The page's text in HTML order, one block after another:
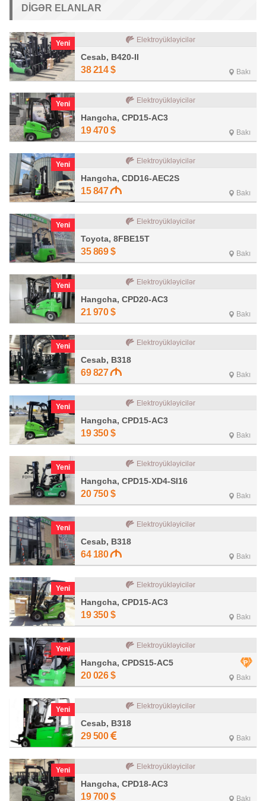
DIGƏR ELANLAR
Yeni Elektroyükləyicilər
Cesab, B420-II
38 214 $ Bakı
Yeni Elektroyükləyicilər
Hangcha, CPD15-AC3
19 470 $ Bakı
Yeni Elektroyükləyicilər
Hangcha, CDD16-AEC2S
15 847 Bakı
Yeni Elektroyükləyicilər
Toyota, 8FBE15T
35 869 $ Bakı
Yeni Elektroyükləyicilər
Hangcha, CPD20-AC3
21 970 $ Bakı
Yeni Elektroyükləyicilər
Cesab, B318
69 827 Bakı
Yeni Elektroyükləyicilər
Hangcha, CPD15-AC3
19 350 $ Bakı
Yeni Elektroyükləyicilər
Hangcha, CPD15-XD4-SI16
20 750 $ Bakı
Yeni Elektroyükləyicilər
Cesab, B318
64 180 Bakı
Yeni Elektroyükləyicilər
Hangcha, CPD15-AC3
19 350 $ Bakı
Yeni Elektroyükləyicilər
Hangcha, CPDS15-AC5
20 026 $ Bakı
Yeni Elektroyükləyicilər
Cesab, B318
29 500 Bakı
Yeni Elektroyükləyicilər
Hangcha, CPD18-AC3
19 700 $ Bakı